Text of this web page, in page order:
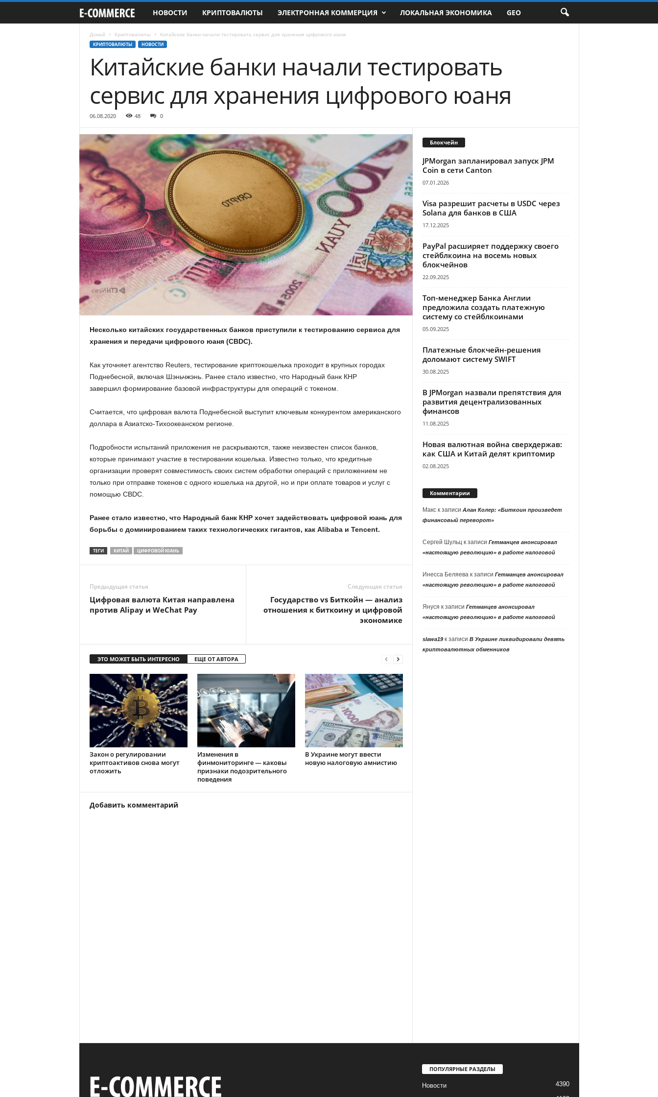
-
o
m
e
r
e
.
c
o
m
.
НОВОСТИ КРИПТОВАЛЮТЫ ЭЛЕКТРОННАЯ КОММЕРЦИЯ ЛОКАЛЬНАЯ ЭКОНОМИКА GEO
Домой Криптовалюты Китайские банки начали тестировать сервис для хранения цифрового юаня
КРИПТОВАЛЮТЫ НОВОСТИ
Китайские банки начали тестировать
сервис для хранения цифрового юаня
06.08.2020 48 0
Несколько китайских государственных банков приступили к тестированию сервиса для
хранения и передачи цифрового юаня (CBDC).
Как уточняет агентство Reuters, тестирование криптокошелька проходит в крупных городах
Поднебесной, включая Шэньчжэнь. Ранее стало известно, что Народный банк КНР
завершил формирование базовой инфраструктуры для операций с токеном.
Считается, что цифровая валюта Поднебесной выступит ключевым конкурентом американского
доллара в Азиатско-Тихоокеанском регионе.
Подробности испытаний приложения не раскрываются, также неизвестен список банков,
которые принимают участие в тестировании кошелька. Известно только, что кредитные
организации проверят совместимость своих систем обработки операций с приложением не
только при отправке токенов с одного кошелька на другой, но и при оплате товаров и услуг с
помощью CBDC.
Ранее стало известно, что Народный банк КНР хочет задействовать цифровой юань для
борьбы с доминированием таких технологических гигантов, как Alibaba и Tencent.
ТЕГИ КИТАЙ ЦИФРОВОЙ ЮАНЬ
Предыдущая статья
Цифровая валюта Китая направлена
против Alipay и WeChat Pay
Следующая статья
Государство vs Биткойн — анализ
отношения к биткоину и цифровой
экономике
ЭТО МОЖЕТ БЫТЬ ИНТЕРЕСНО ЕЩЕ ОТ АВТОРА
Закон о регулировании
криптоактивов снова могут
отложить
Изменения в
финмониторинге — каковы
признаки подозрительного
поведения
В Украине могут ввести
новую налоговую амнистию
Добавить комментарий
Блокчейн
JPMorgan запланировал запуск JPM
Coin в сети Canton
07.01.2026
Visa разрешит расчеты в USDC через
Solana для банков в США
17.12.2025
PayPal расширяет поддержку своего
стейблкоина на восемь новых
блокчейнов
22.09.2025
Топ-менеджер Банка Англии
предложила создать платежную
систему со стейблкоинами
05.09.2025
Платежные блокчейн-решения
доломают систему SWIFT
30.08.2025
В JPMorgan назвали препятствия для
развития децентрализованных
финансов
11.08.2025
Новая валютная война сверхдержав:
как США и Китай делят криптомир
02.08.2025
Комментарии
Макск записи Алан Колер: «Биткоин произведет
финансовый переворот»
Сергей Шульцк записи Гетманцев анонсировал
«настоящую революцию» в работе налоговой
Инесса Беляевак записи Гетманцев анонсировал
«настоящую революцию» в работе налоговой
Януся к записи Гетманцев анонсировал
«настоящую революцию» в работе налоговой
slawa19к записи В Украине ликвидировали девять
криптовалютных обменников
ПОПУЛЯРНЫЕ РАЗДЕЛЫ
Новости 4390